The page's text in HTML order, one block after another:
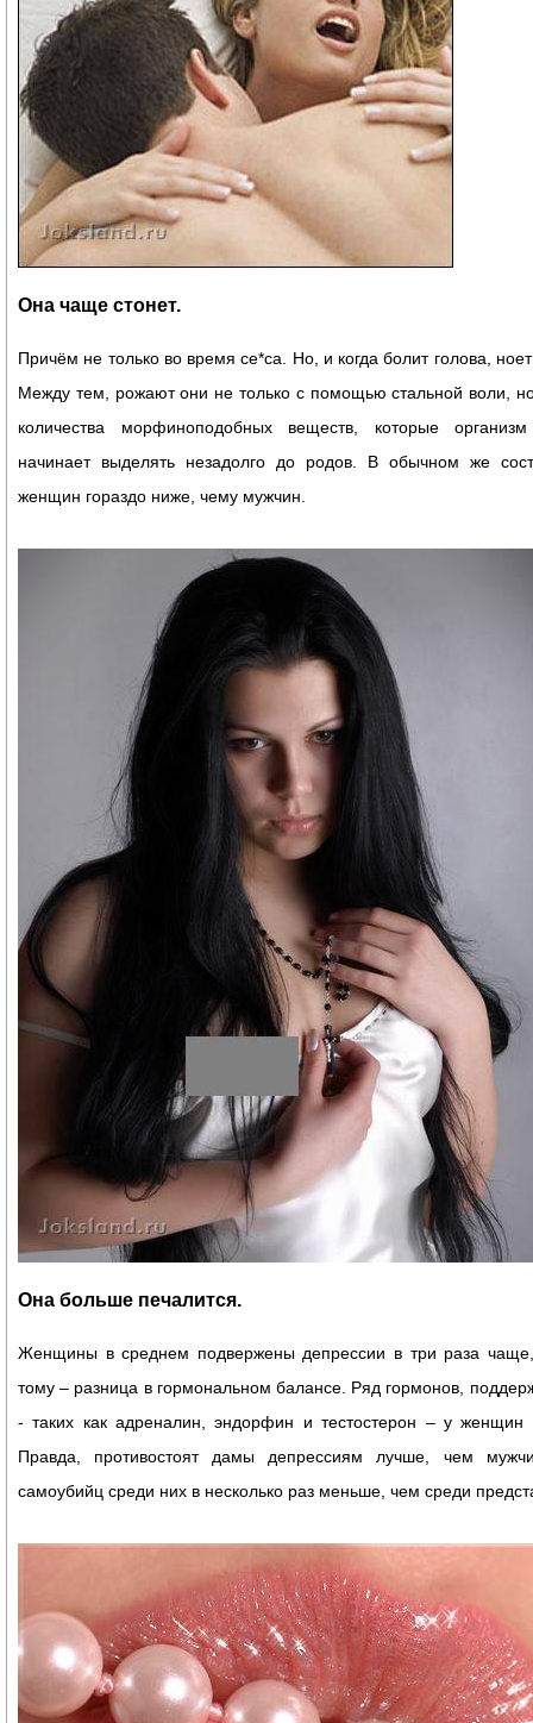
Она чаще стонет.
Причём не только во время се*са. Но, и когда болит голова,
Между тем, рожают они не только с помощью стальной воли,
количества морфиноподобных веществ, которые
начинает выделять незадолго до родов. В обычном же
женщин гораздо ниже, чему мужчин.
Она больше печалится.
Женщины в среднем подвержены депрессии в три раза
тому – разница в гормональном балансе. Ряд гормонов,
- таких как адреналин, эндорфин и тестостерон – у женщин
Правда, противостоят дамы депрессиям лучше, чем
самоубийц среди них в несколько раз меньше, чем среди